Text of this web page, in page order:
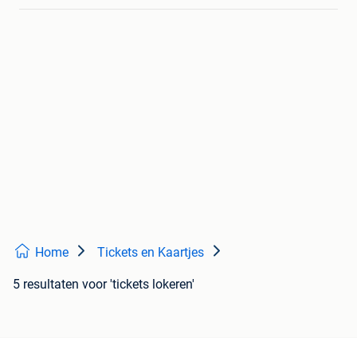
Home Tickets en Kaartjes
5 resultaten voor 'tickets lokeren'